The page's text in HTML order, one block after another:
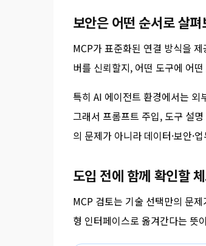
보안은 어떤 순서로 살
MCP가 표준화된 연결 방식을
버를 신뢰할지, 어떤 도구에 어
특히 AI 에이전트 환경에서는 외
그래서 프롬프트 주입, 도구 설
의 문제가 아니라 데이터·보안·
도입 전에 함께 확인할
MCP 검토는 기술 선택만의 문
형 인터페이스로 옮겨간다는 뜻